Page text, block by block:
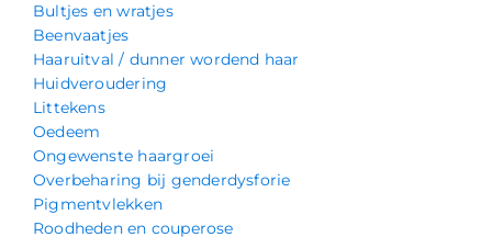
Bultjes en wratjes
Beenvaatjes
Haaruitval / dunner wordend haar
Huidveroudering
Littekens
Oedeem
Ongewenste haargroei
Overbeharing bij genderdysforie
Pigmentvlekken
Roodheden en couperose